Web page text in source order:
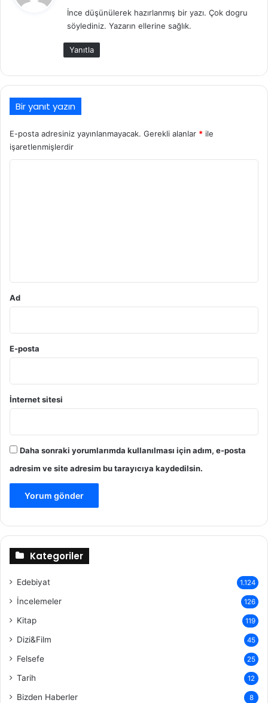
i
k
İnce düşünülerek hazırlanmış bir yazı. Çok dogru
söylediniz. Yazarın ellerine sağlık.
Yanıtla
Bir yanıt yazın
E-posta adresiniz yayınlanmayacak. Gerekli alanlar * ile
işaretlenmişlerdir
Ad
E-posta
İnternet sitesi
Daha sonraki yorumlarımda kullanılması için adım, e-posta
adresim ve site adresim bu tarayıcıya kaydedilsin.
Kategoriler
Edebiyat 1.124
İncelemeler 126
Kitap 119
Dizi&Film 45
Felsefe 25
Tarih 12
Bizden Haberler 8